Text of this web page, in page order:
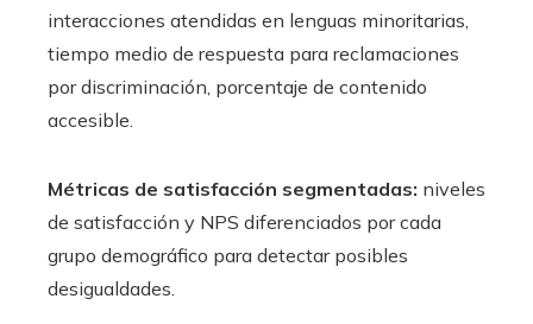
interacciones atendidas en lenguas minoritarias,
tiempo medio de respuesta para reclamaciones
por discriminación, porcentaje de contenido
accesible.
Métricas de satisfacción segmentadas: niveles
de satisfacción y NPS diferenciados por cada
grupo demográfico para detectar posibles
desigualdades.